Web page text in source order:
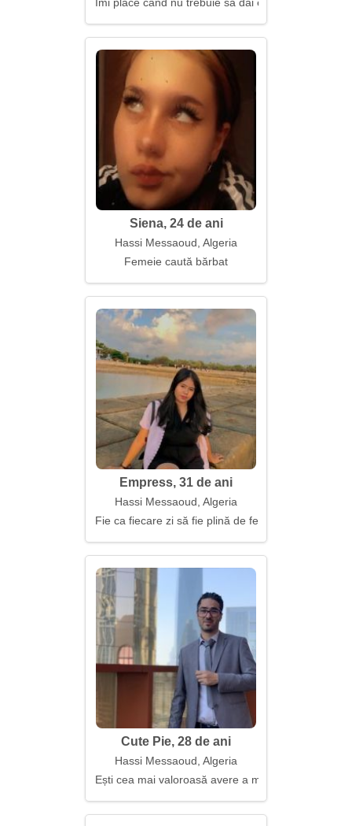
Siena, 24 de ani
Hassi Messaoud, Algeria
Femeie caută bărbat
Empress, 31 de ani
Hassi Messaoud, Algeria
Fie ca fiecare zi să fie plină de fericire
Cute Pie, 28 de ani
Hassi Messaoud, Algeria
Ești cea mai valoroasă avere a mea